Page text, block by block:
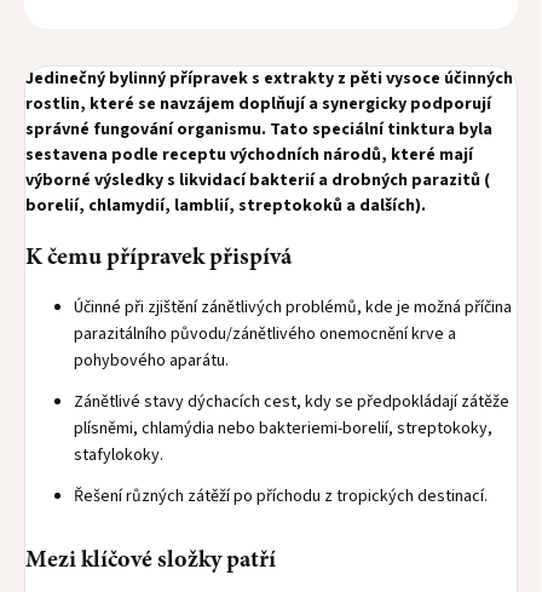
Jedinečný bylinný přípravek s extrakty z pěti vysoce účinných
rostlin, které se navzájem doplňují a synergicky podporují
správné fungování organismu. Tato speciální tinktura byla
sestavena podle receptu východních národů, které mají
výborné výsledky s likvidací bakterií a drobných parazitů (
borelií, chlamydií, lamblií, streptokoků a dalších).
K čemu přípravek přispívá
Účinné při zjištění zánětlivých problémů, kde je možná příčina
parazitálního původu/zánětlivého onemocnění krve a
pohybového aparátu.
Zánětlivé stavy dýchacích cest, kdy se předpokládají zátěže
plísněmi, chlamýdia nebo bakteriemi-borelií, streptokoky,
stafylokoky.
Řešení různých zátěží po příchodu z tropických destinací.
Mezi klíčové složky patří